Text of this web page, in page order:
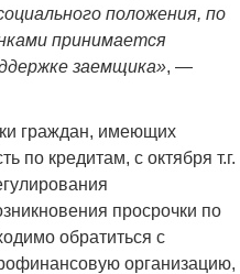
положения, по
принимается
заемщика», —
граждан, имеющих
по кредитам, с октября т.г.
просрочки по
обратиться с
организацию,